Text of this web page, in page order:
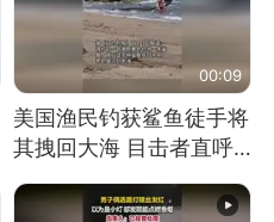
00:09
美国渔民钓获鲨鱼徒手将
其拽回大海 目击者直呼
消息）